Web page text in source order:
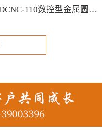
HDCNC-110数控型金属圆锯机